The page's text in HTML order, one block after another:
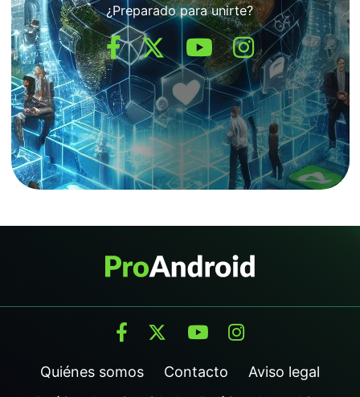
¿Preparado para unirte?
Quiénes somos Contacto
Aviso legal